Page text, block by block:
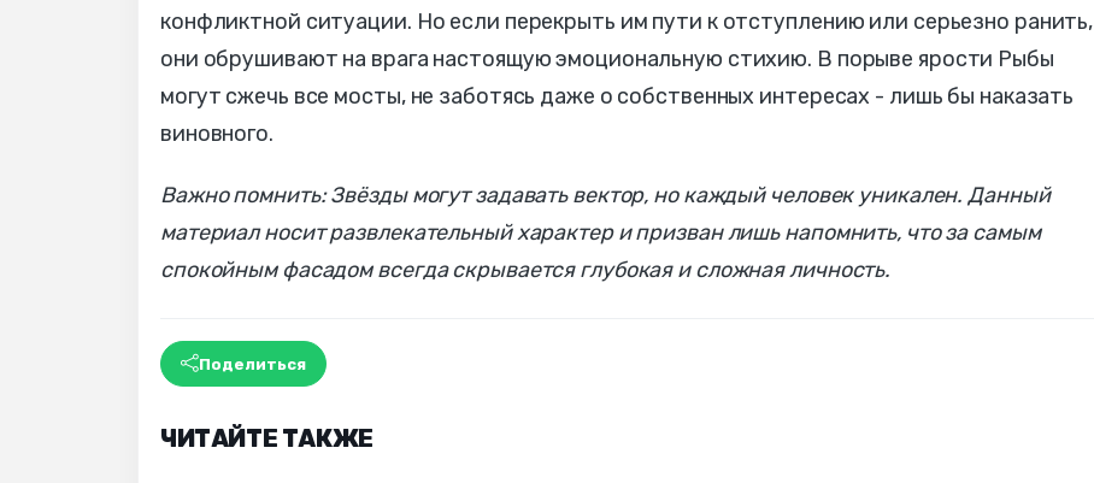
конфликтной ситуации. Но если перекрыть им пути к отступлению или серьезно ранить,
они обрушивают на врага настоящую эмоциональную стихию. В порыве ярости Рыбы
могут сжечь все мосты, не заботясь даже о собственных интересах - лишь бы наказать
виновного.
Важно помнить: Звёзды могут задавать вектор, но каждый человек уникален. Данный
материал носит развлекательный характер и призван лишь напомнить, что за самым
спокойным фасадом всегда скрывается глубокая и сложная личность.
Поделиться
ЧИТАЙТЕ ТАКЖЕ